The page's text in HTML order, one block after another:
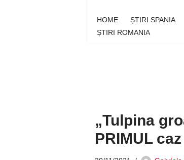
HOME ȘTIRI SPANIA
ȘTIRI ROMANIA
„Tulpina
PRIMUL